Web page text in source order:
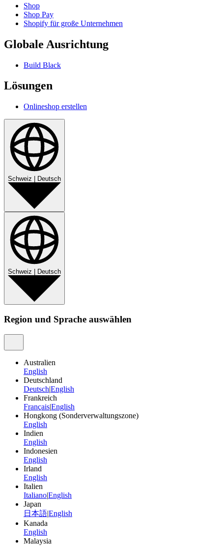
Shop
Shop Pay
Shopify für große Unternehmen
Globale Ausrichtung
Build Black
Lösungen
Onlineshop erstellen
Schweiz Deutsch
Schweiz Deutsch
Region und Sprache auswählen
Australien
English
Deutschland
Deutsch|English
Frankreich
Français|English
Hongkong (Sonderverwaltungszone)
English
Indien
English
Indonesien
English
Irland
English
Italien
Italiano|English
Japan
日本語|English
Kanada
English
Malaysia